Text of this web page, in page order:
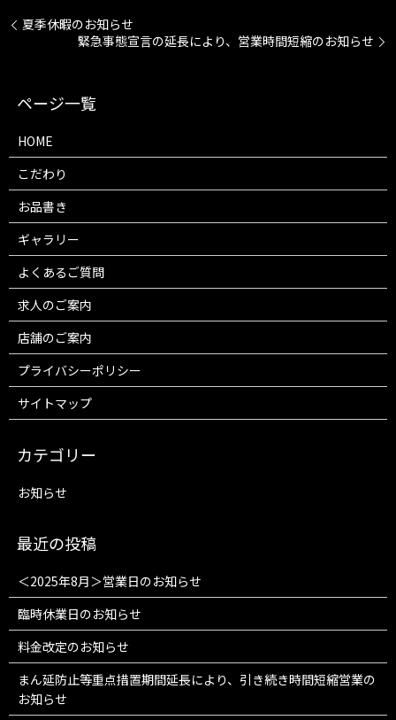
夏季休暇のお知らせ
緊急事態宣言の延長により、営業時間短縮のお知らせ
HOME
こだわり
お品書き
ギャラリー
よくあるご質問
求人のご案内
店舗のご案内
プライバシーポリシー
サイトマップ
お知らせ
＜2025年8月＞営業日のお知らせ
臨時休業日のお知らせ
料金改定のお知らせ
まん延防止等重点措置期間延長により、引き続き時間短縮営業の
お知らせ